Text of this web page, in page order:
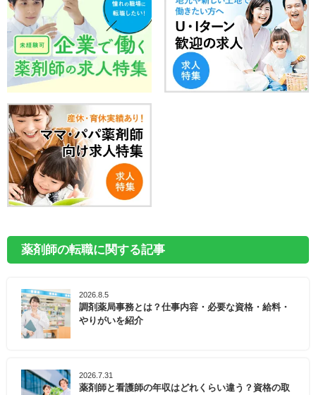
薬剤師の転職に関する記事
2026.8.5
調剤薬局事務とは？仕事内容・必要な資格・給料・
やりがいを紹介
2026.7.31
薬剤師と看護師の年収はどれくらい違う？資格の取